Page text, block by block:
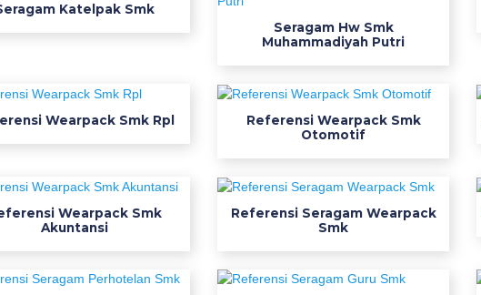
Katelpak Smk
Seragam Hw Smk
Muhammadiyah Putri
Wearpack Smk Rpl
Referensi Wearpack Smk
Otomotif
Wearpack Smk
Akuntansi
Referensi Seragam Wearpack
Smk